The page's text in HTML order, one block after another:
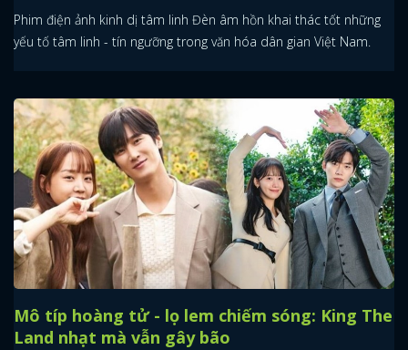
Phim điện ảnh kinh dị tâm linh Đèn âm hồn khai thác tốt những
yếu tố tâm linh - tín ngưỡng trong văn hóa dân gian Việt Nam.
Mô típ hoàng tử - lọ lem chiếm sóng: King The
Land nhạt mà vẫn gây bão